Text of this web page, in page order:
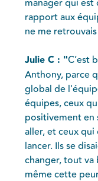
manager qui est
rapport aux
ne me
Julie C : "C’est
Anthony, parce
global de
équipes, ceux
positivement en
aller, et ceux
lancer. Ils se
changer, tout va
même cette